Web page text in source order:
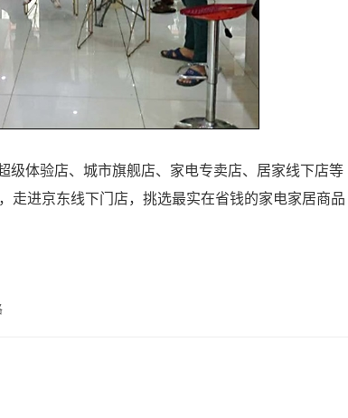
级体验店、城市旗舰店、家电专卖店、居家线下店等
走进京东线下门店，挑选最实在省钱的家电家居商品